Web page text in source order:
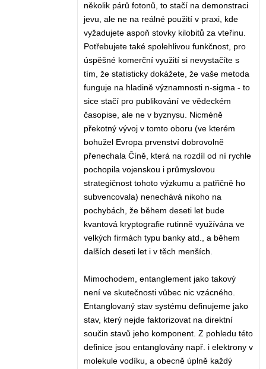
několik párů fotonů, to stačí na demonstraci
jevu, ale ne na reálné použití v praxi, kde
vyžadujete aspoň stovky kilobitů za vteřinu.
Potřebujete také spolehlivou funkčnost, pro
úspěšné komerční využití si nevystačíte s
tím, že statisticky dokážete, že vaše metoda
funguje na hladině významnosti n-sigma - to
sice stačí pro publikování ve vědeckém
časopise, ale ne v byznysu. Nicméně
překotný vývoj v tomto oboru (ve kterém
bohužel Evropa prvenství dobrovolně
přenechala Číně, která na rozdíl od ní rychle
pochopila vojenskou i průmyslovou
strategičnost tohoto výzkumu a patřičně ho
subvencovala) nenechává nikoho na
pochybách, že během deseti let bude
kvantová kryptografie rutinně využívána ve
velkých firmách typu banky atd., a během
dalších deseti let i v těch menších.
Mimochodem, entanglement jako takový
není ve skutečnosti vůbec nic vzácného.
Entanglovaný stav systému definujeme jako
stav, který nejde faktorizovat na direktní
součin stavů jeho komponent. Z pohledu této
definice jsou entanglovány např. i elektrony v
molekule vodíku, a obecně úplně každý